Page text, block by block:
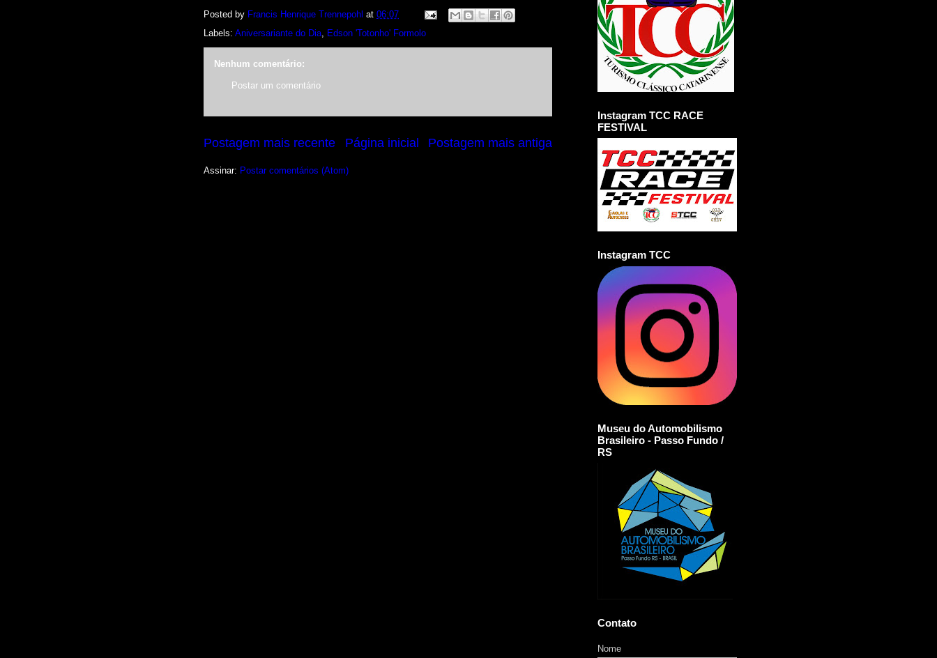
Posted by Francis Henrique Trennepohl at 06:07
Labels: Aniversariante do Dia, Edson 'Totonho' Formolo
Nenhum comentário:
Postar um comentário
Postagem mais recente Postagem mais antiga
Página inicial
Assinar: Postar comentários (Atom)
Instagram TCC RACE
FESTIVAL
Instagram TCC
Museu do Automobilismo
Brasileiro - Passo Fundo /
RS
Contato
Nome